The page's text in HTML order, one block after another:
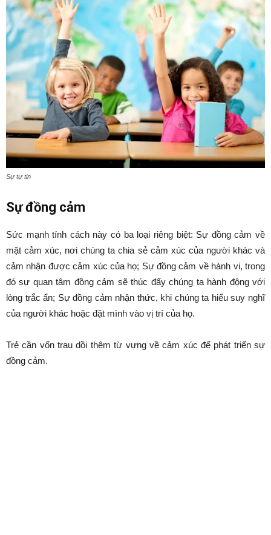
Sự tự tin
Sự đồng cảm
Sức mạnh tính cách này có ba loại riêng biệt: Sự đồng cảm về
mặt cảm xúc, nơi chúng ta chia sẻ cảm xúc của người khác và
cảm nhận được cảm xúc của họ; Sự đồng cảm về hành vi, trong
đó sự quan tâm đồng cảm sẽ thúc đẩy chúng ta hành động với
lòng trắc ẩn; Sự đồng cảm nhận thức, khi chúng ta hiểu suy nghĩ
của người khác hoặc đặt mình vào vị trí của họ.
Trẻ cần vốn trau dồi thêm từ vựng về cảm xúc để phát triển sự
đồng cảm.